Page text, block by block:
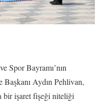
Spor Bayramı’nın
Aydın Pehlivan,
bir işaret fişeği niteliği